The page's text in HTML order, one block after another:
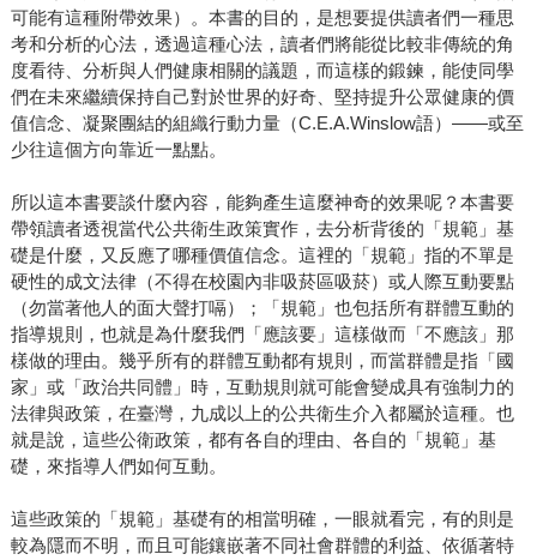
可能有這種附帶效果）。本書的目的，是想要提供讀者們一種思
考和分析的心法，透過這種心法，讀者們將能從比較非傳統的角
度看待、分析與人們健康相關的議題，而這樣的鍛鍊，能使同學
們在未來繼續保持自己對於世界的好奇、堅持提升公眾健康的價
值信念、凝聚團結的組織行動力量（C.E.A.Winslow語）――或至
少往這個方向靠近一點點。
所以這本書要談什麼內容，能夠產生這麼神奇的效果呢？本書要
帶領讀者透視當代公共衛生政策實作，去分析背後的「規範」基
礎是什麼，又反應了哪種價值信念。這裡的「規範」指的不單是
硬性的成文法律（不得在校園內非吸菸區吸菸）或人際互動要點
（勿當著他人的面大聲打嗝）；「規範」也包括所有群體互動的
指導規則，也就是為什麼我們「應該要」這樣做而「不應該」那
樣做的理由。幾乎所有的群體互動都有規則，而當群體是指「國
家」或「政治共同體」時，互動規則就可能會變成具有強制力的
法律與政策，在臺灣，九成以上的公共衛生介入都屬於這種。也
就是說，這些公衛政策，都有各自的理由、各自的「規範」基
礎，來指導人們如何互動。
這些政策的「規範」基礎有的相當明確，一眼就看完，有的則是
較為隱而不明，而且可能鑲嵌著不同社會群體的利益、依循著特